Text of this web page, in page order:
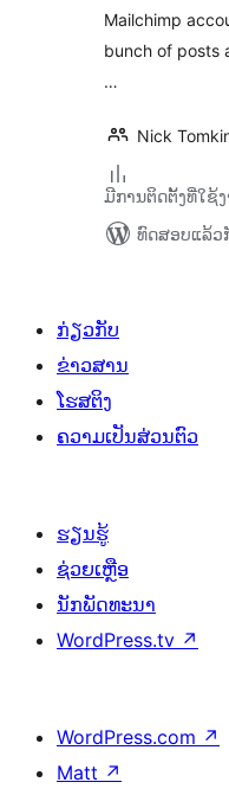
Mailchimp
bunch of posts
…
Nick
ມີການຕິດຕັ້ງທີ່ໃຊ້
ທົດສອບແລ້ວ
ກ່ຽວກັບ
ຂ່າວສານ
ໂຮສຕິງ
ຄວາມເປັນສ່ວນຕົວ
ຮຽນຮູ້
ຊ່ວຍເຫຼືອ
ນັກພັດທະນາ
WordPress.tv ↗
WordPress.com ↗
Matt ↗